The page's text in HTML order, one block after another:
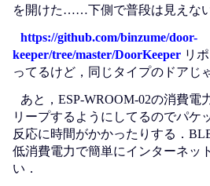
を開けた……下側で普段は見えな
https://github.com/binzume/door-
keeper/tree/master/DoorKeeper リ
ってるけど，同じタイプのドアじ
あと，ESP-WROOM-02の消費電
リープするようにしてるのでパケ
反応に時間がかかったりする．
低消費電力で簡単にインターネッ
い．